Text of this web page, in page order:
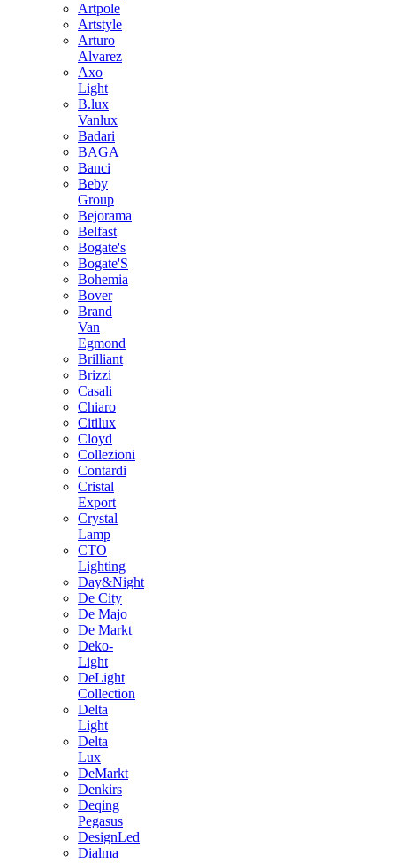
Artpole
Artstyle
Arturo
Alvarez
Axo
Light
B.lux
Vanlux
Badari
BAGA
Banci
Beby
Group
Bejorama
Belfast
Bogate's
Bogate'S
Bohemia
Bover
Brand
Van
Egmond
Brilliant
Brizzi
Casali
Chiaro
Citilux
Cloyd
Collezioni
Contardi
Cristal
Export
Crystal
Lamp
CTO
Lighting
Day&Night
De City
De Majo
De Markt
Deko-
Light
DeLight
Collection
Delta
Light
Delta
Lux
DeMarkt
Denkirs
Deqing
Pegasus
DesignLed
Dialma